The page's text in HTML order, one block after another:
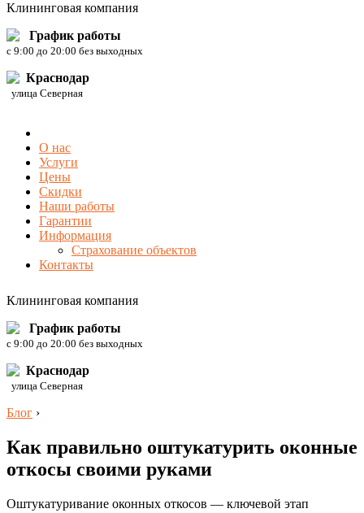
Клининговая компания
График работы
c 9:00 до 20:00 без выходных
Краснодар
улица Северная
О нас
Услуги
Цены
Скидки
Наши работы
Гарантии
Информация
Страхование объектов
Контакты
Клининговая компания
График работы
c 9:00 до 20:00 без выходных
Краснодар
улица Северная
Блог ›
Как правильно оштукатурить оконные
откосы своими руками
Оштукатуривание оконных откосов — ключевой этап